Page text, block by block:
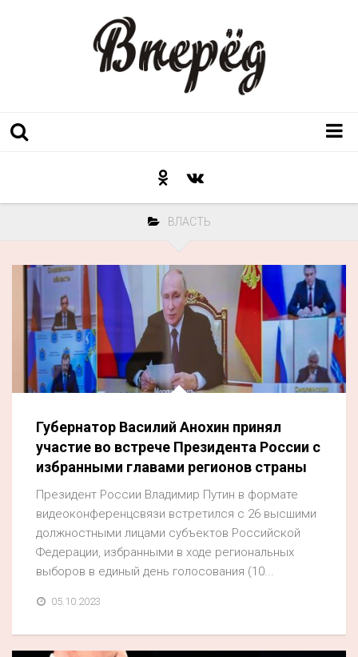
Послесловие к празднику
Неожиданный ракурс
Контакты
Люди родного края
Акция
Конкурс
Люди родного края
Национальные проекты
Память
Наши юбиляры
Перепись — 2020
ВЛАСТЬ
Губернатор Василий Анохин принял
участие во встрече Президента России с
избранными главами регионов страны
Президент России Владимир Путин в формате
видеоконференцсвязи встретился с 26 высшими
должностными лицами субъектов Российской
Федерации, избранными в ходе региональных
выборов в единый день голосования (10...
05.10.2023